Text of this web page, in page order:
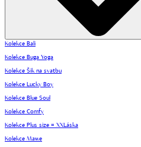
Kolekce Bali
Kolekce Buga Yoga
Kolekce Šik na svatbu
Kolekce Lucky Boy
Kolekce Blue Soul
Kolekce Comfy
Kolekce Plus size = XXLáska
Kolekce Mawe